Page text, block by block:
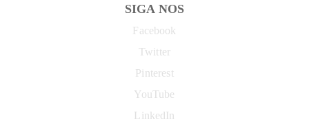
SIGA NOS
Facebook
Twitter
Pinterest
YouTube
LinkedIn